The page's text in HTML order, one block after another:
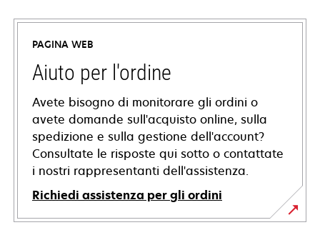
PAGINA WEB
Aiuto per l'ordine
Avete bisogno di monitorare gli ordini o
avete domande sull'acquisto online, sulla
spedizione e sulla gestione dell'account?
Consultate le risposte qui sotto o contattate
i nostri rappresentanti dell'assistenza.
Richiedi assistenza per gli ordini